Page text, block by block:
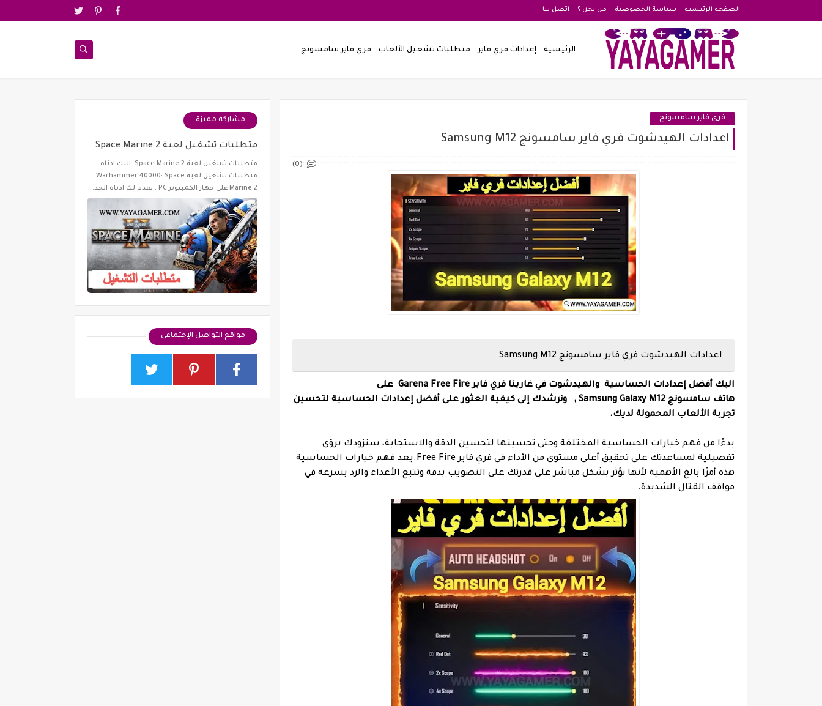
الصفحة الرئيسية سياسة الخصوصية من نحن ؟ اتصل بنا
الرئيسية إعدادات فري فاير متطلبات تشغيل الألعاب فري فاير سامسونج
فري فاير سامسونج
اعدادات الهيدشوت فري فاير سامسونج Samsung M12
(0)
اعدادات الهيدشوت فري فاير سامسونج Samsung M12
اليك أفضل إعدادات الحساسية والهيدشوت في غارينا فري فاير Garena Free Fire على
هاتف سامسونج
ونرشدك إلى كيفية العثور على أفضل إعدادات الحساسية لتحسين
تجربة الألعاب المحمولة لديك.
بدءًا من فهم خيارات الحساسية المختلفة وحتى تحسينها لتحسين الدقة والاستجابة، سنزودك برؤى
تفصيلية لمساعدتك على تحقيق أعلى مستوى من الأداء في فري فاير Free Fire.يعد فهم خيارات الحساسية
هذه أمرًا بالغ الأهمية لأنها تؤثر بشكل مباشر على قدرتك على التصويب بدقة وتتبع الأعداء والرد بسرعة في
مواقف القتال الشديدة.
مشاركة مميزة
متطلبات تشغيل لعبة Space Marine 2
متطلبات تشغيل لعبة Space Marine 2 اليك ادناه
متطلبات تشغيل لعبة Warhammer 40000: Space
Marine 2 على جهاز الكمبيوتر PC . نقدم لك ادناه الحد…
مواقع التواصل الإجتماعي